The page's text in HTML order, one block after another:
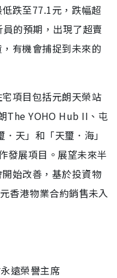
跌至77.1元，跌幅超
的預期，出現了超賣
有機會捕捉到未來的
項目包括元朗天榮站
The YOHO Hub II、屯
天」和「天璽．海」
發展項目。展望未來半
始改善，基於投資物
香港物業合約銷售未入
遠榮譽主席